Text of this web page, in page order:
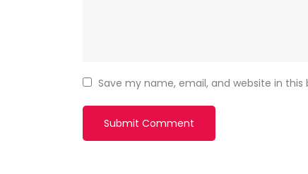
Save my name, email, and website in